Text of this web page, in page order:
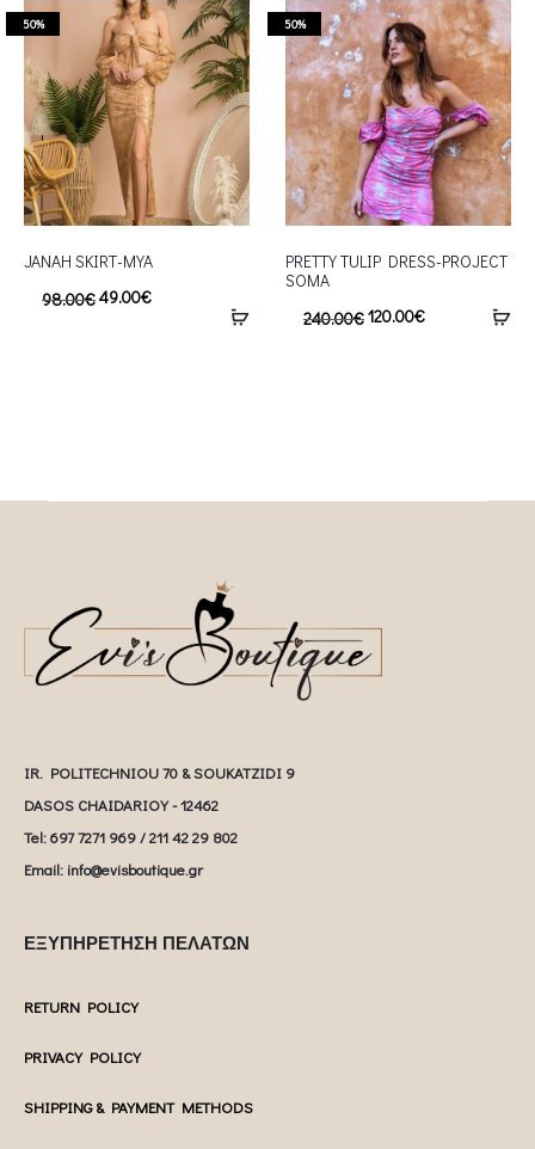
50%
JANAH SKIRT-MYA
98.00€49.00€
50%
PRETTY TULIP DRESS-PROJECT
SOMA
240.00€120.00€
IR. POLITECHNIOU 70 & SOUKATZIDI 9
DASOS CHAIDARIOY - 12462
Tel: 697 7271 969 / 211 42 29 802
Email: info@evisboutique.gr
ΕΞΥΠΗΡΕΤΗΣΗ ΠΕΛΑΤΩΝ
RETURN POLICY
PRIVACY POLICY
SHIPPING & PAYMENT METHODS